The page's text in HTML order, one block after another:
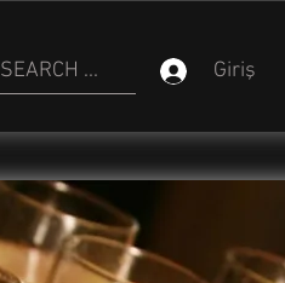
SEARCH ... Giriş